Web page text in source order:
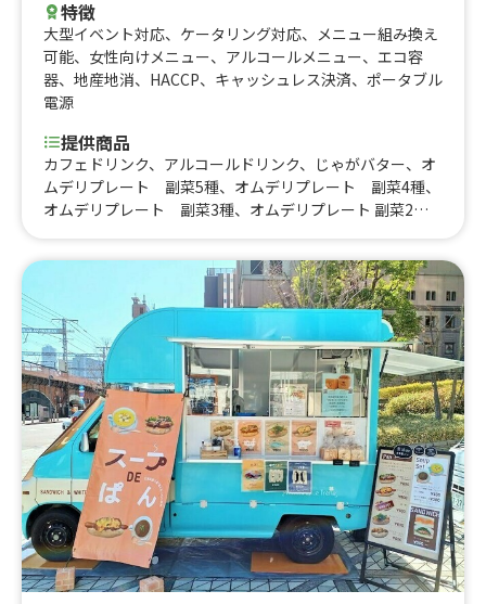
特徴
大型イベント対応、 ケータリング対応、 メニュー組み換え
可能、 女性向けメニュー、 アルコールメニュー、 エコ容
器、 地産地消、 HACCP、 キャッシュレス決済、 ポータブル
電源
提供商品
カフェドリンク、アルコールドリンク、じゃがバター、オ
ムデリプレート 副菜5種、オムデリプレート 副菜4種、
オムデリプレート 副菜3種、オムデリプレート 副菜2
ろごはん、てりたまドッグチーズ、てりたまドッグ、オム
焼きそば、3色そぼろごはん、かき氷、温玉タコライス、
温玉ガパオライス、絶品トマトソースのオムライス、自家
製デミグラスソースのオムライス、出汁香るたまごサンド